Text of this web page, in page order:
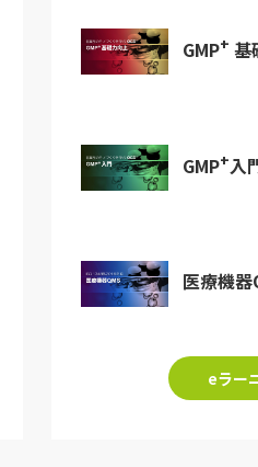
GMP+ 基
GMP+入
医療機器
eラー